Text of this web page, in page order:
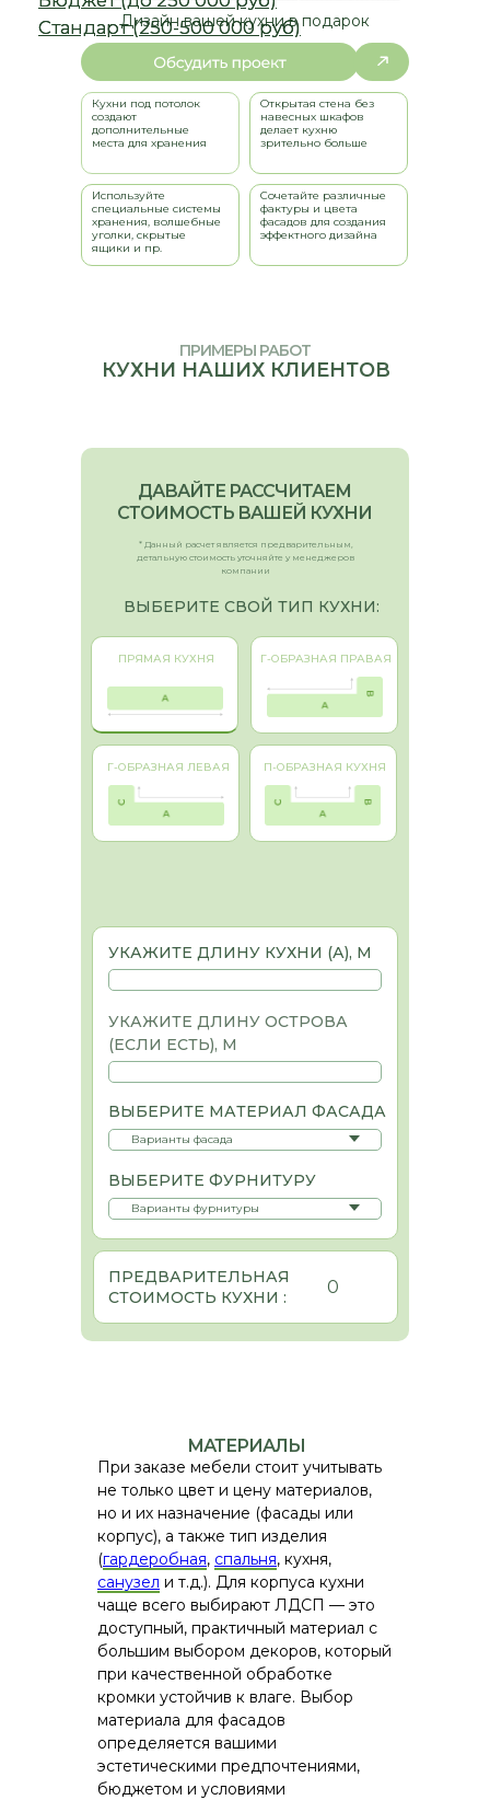
Дизайн вашей кухни в подарок
Сочетайте различные
фактуры и цвета
фасадов для создания
эффектного дизайна
Используйте
специальные системы
хранения, волшебные
уголки, скрытые
ящики и пр.
Открытая стена без
навесных шкафов
делает кухню
зрительно больше
Кухни под потолок
создают
дополнительные
места для хранения
ПРИМЕРЫ РАБОТ
КУХНИ НАШИХ КЛИЕНТОВ
ПРЯМАЯ КУХНЯ
Г-ОБРАЗНАЯ ЛЕВАЯ
Г-ОБРАЗНАЯ ПРАВАЯ
ВЫБЕРИТЕ СВОЙ ТИП КУХНИ:
П-ОБРАЗНАЯ КУХНЯ
* Данный расчет является предварительным,
детальную стоимость уточняйте у менеджеров
компании
ДАВАЙТЕ РАССЧИТАЕМ
СТОИМОСТЬ ВАШЕЙ КУХНИ
0
УКАЖИТЕ ДЛИНУ ОСТРОВА
(ЕСЛИ ЕСТЬ), М
ВЫБЕРИТЕ ФУРНИТУРУ
ВЫБЕРИТЕ МАТЕРИАЛ ФАСАДА
УКАЖИТЕ ДЛИНУ КУХНИ (А), М
ПРЕДВАРИТЕЛЬНАЯ
СТОИМОСТЬ КУХНИ :
МАТЕРИАЛЫ
При заказе мебели стоит учитывать
не только цвет и цену материалов,
но и их назначение (фасады или
корпус), а также тип изделия
(гардеробная, спальня, кухня,
санузел и т.д.). Для корпуса кухни
чаще всего выбирают ЛДСП — это
доступный, практичный материал с
большим выбором декоров, который
при качественной обработке
кромки устойчив к влаге. Выбор
материала для фасадов
определяется вашими
эстетическими предпочтениями,
бюджетом и условиями